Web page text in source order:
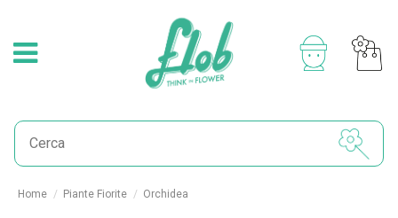
Home Piante Fiorite Orchidea